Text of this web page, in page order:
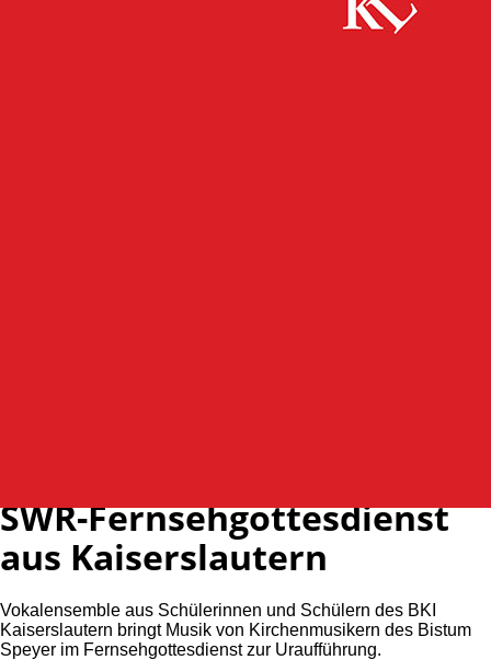
SWR-Fernsehgottesdienst
aus Kaiserslautern
Vokalensemble aus Schülerinnen und Schülern des BKI
Kaiserslautern bringt Musik von Kirchenmusikern des Bistum
Speyer im Fernsehgottesdienst zur Uraufführung.